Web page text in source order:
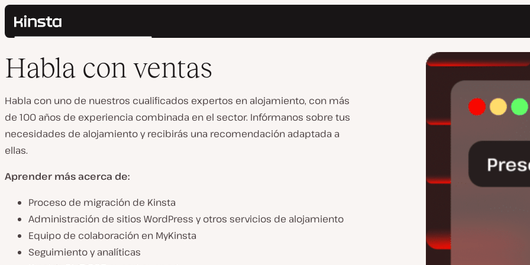
Kinsta®
Soluciones
Precios
Contacto
Buscar
Iniciar Sesión
Habla con ventas
Habla con uno de nuestros cualificados expertos en alojamiento, con más
de 100 años de experiencia combinada en el sector. Infórmanos sobre tus
necesidades de alojamiento y recibirás una recomendación adaptada a
ellas.
Aprender más acerca de:
Proceso de migración de Kinsta
Administración de sitios WordPress y otros servicios de alojamiento
Equipo de colaboración en MyKinsta
Seguimiento y analíticas